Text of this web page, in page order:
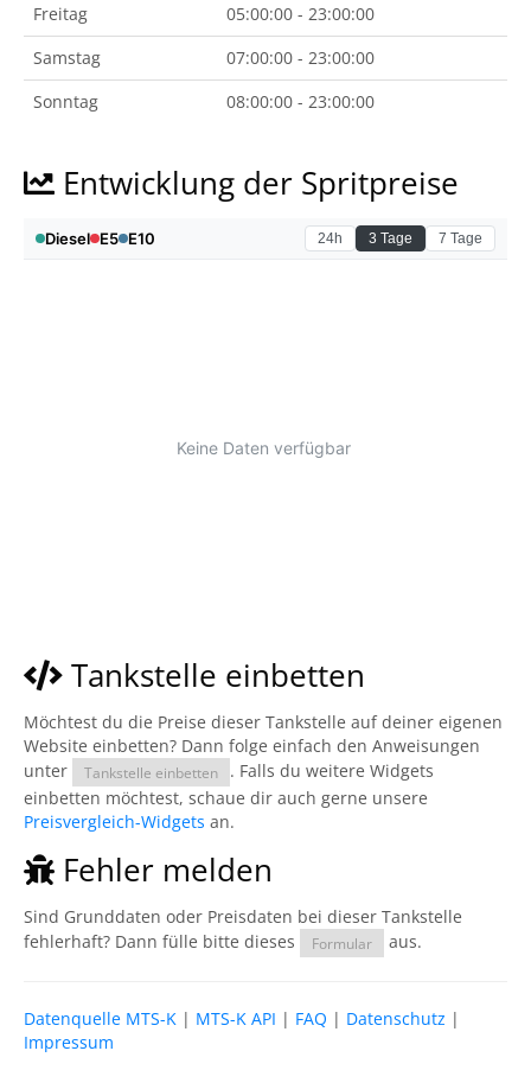
Freitag
05:00:00 - 23:00:00
Samstag
07:00:00 - 23:00:00
Sonntag
08:00:00 - 23:00:00
Entwicklung der Spritpreise
Tankstelle einbetten
Möchtest du die Preise dieser Tankstelle auf deiner eigenen
Website einbetten? Dann folge einfach den Anweisungen
unter
Tankstelle einbetten
. Falls du weitere Widgets
einbetten möchtest, schaue dir auch gerne unsere
Preisvergleich-Widgets an.
Fehler melden
Sind Grunddaten oder Preisdaten bei dieser Tankstelle
fehlerhaft? Dann fülle bitte dieses
Formular aus.
Datenquelle MTS-K | MTS-K API | FAQ | Datenschutz |
Impressum